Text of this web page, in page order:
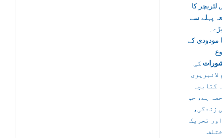
کا
پہلے سے
مودودی کے
کی
لائبریری
کتابچہ
ہے، جو
زندگی،
تحریک